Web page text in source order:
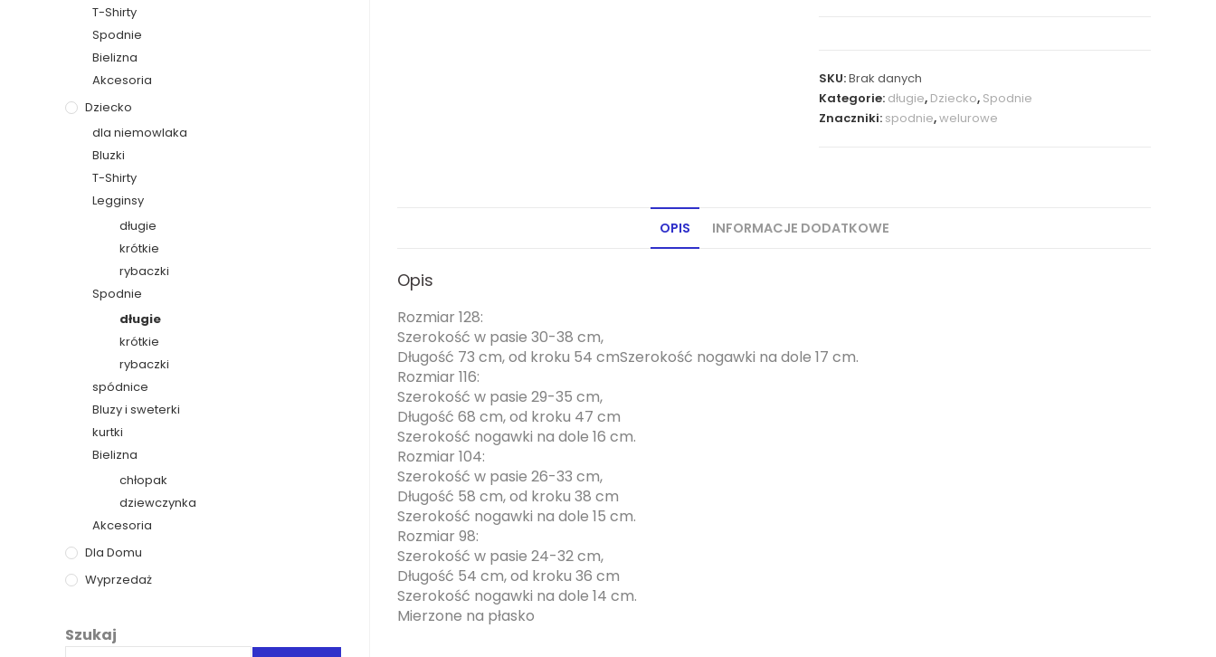
SKU:Brak danych
Kategorie: długie, Dziecko, Spodnie
Znaczniki: spodnie,welurowe
OPIS INFORMACJE DODATKOWE
Opis
Rozmiar 128:
Szerokość w pasie 30-38 cm,
Długość 73 cm, od kroku 54 cmSzerokość nogawki na dole 17 cm.
Rozmiar 116:
Szerokość w pasie 29-35 cm,
Długość 68 cm, od kroku 47 cm
Szerokość nogawki na dole 16 cm.
Rozmiar 104:
Szerokość w pasie 26-33 cm,
Długość 58 cm, od kroku 38 cm
Szerokość nogawki na dole 15 cm.
Rozmiar 98:
Szerokość w pasie 24-32 cm,
Długość 54 cm, od kroku 36 cm
Szerokość nogawki na dole 14 cm.
Mierzone na płasko
T-Shirty
Spodnie
Bielizna
Akcesoria
Dziecko
dla niemowlaka
Bluzki
T-Shirty
Legginsy
długie
krótkie
rybaczki
Spodnie
długie
krótkie
rybaczki
spódnice
Bluzy i sweterki
kurtki
Bielizna
chłopak
dziewczynka
Akcesoria
Dla Domu
Wyprzedaż
Szukaj